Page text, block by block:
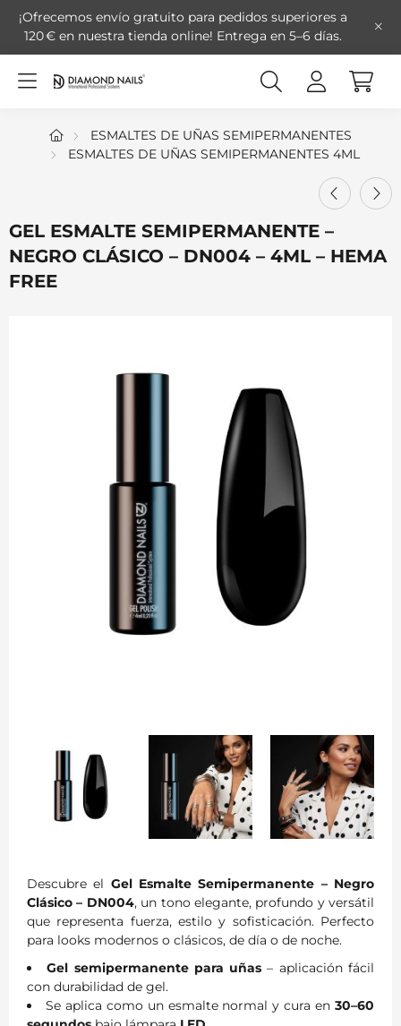
¡Ofrecemos envío gratuito para pedidos superiores a
120 € en nuestra tienda online! Entrega en 5–6 días.
ESMALTES DE UÑAS SEMIPERMANENTES
ESMALTES DE UÑAS SEMIPERMANENTES 4ML
GEL ESMALTE SEMIPERMANENTE –
NEGRO CLÁSICO – DN004 – 4ML – HEMA
FREE
Descubre el Gel Esmalte Semipermanente – Negro
Clásico – DN004, un tono elegante, profundo y versátil
que representa fuerza, estilo y sofisticación. Perfecto
para looks modernos o clásicos, de día o de noche.
Gel semipermanente para uñas – aplicación fácil
con durabilidad de gel.
Se aplica como un esmalte normal y cura en30–60